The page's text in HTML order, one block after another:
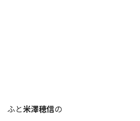
ふと米澤穂信の